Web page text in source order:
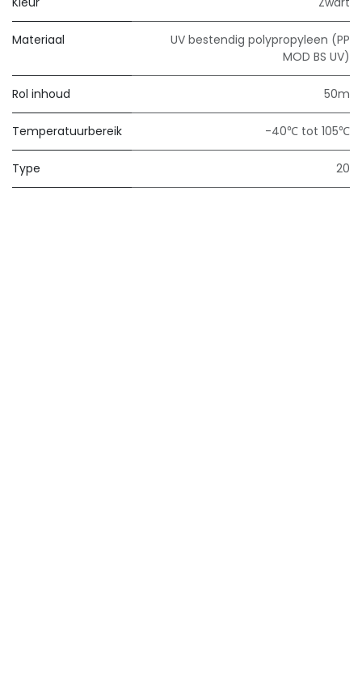
Materiaal
UV bestendig polypropyleen (PP
MOD BS UV)
Rol inhoud 50m
Temperatuurbereik -40℃ tot 105℃
Type 20